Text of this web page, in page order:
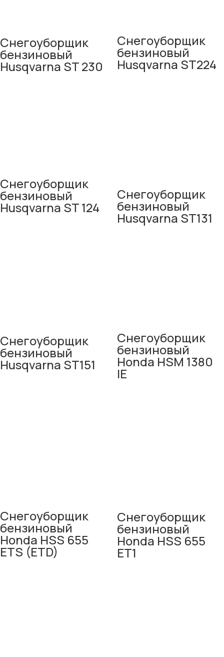
Снегоуборщик
бензиновый
Husqvarna ST 230
Снегоуборщик
бензиновый
Husqvarna ST224
Снегоуборщик
бензиновый
Husqvarna ST 124
Снегоуборщик
бензиновый
Husqvarna ST131
Снегоуборщик
бензиновый
Husqvarna ST151
Снегоуборщик
бензиновый
Honda HSM 1380
IE
Снегоуборщик
бензиновый
Honda HSS 655
ETS (ETD)
Снегоуборщик
бензиновый
Honda HSS 655
ET1